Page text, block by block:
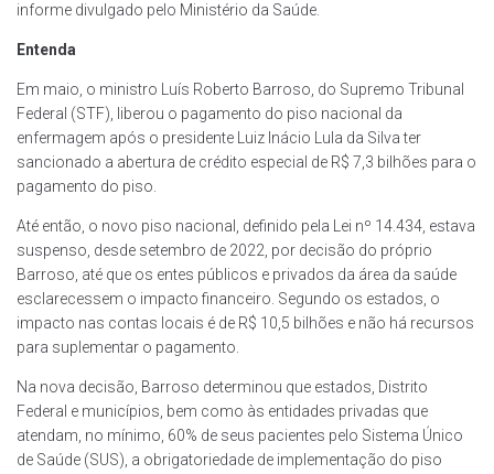
informe divulgado pelo Ministério da Saúde.
Entenda
Em maio, o ministro Luís Roberto Barroso, do Supremo Tribunal
Federal (STF), liberou o pagamento do piso nacional da
enfermagem após o presidente Luiz Inácio Lula da Silva ter
sancionado a abertura de crédito especial de R$ 7,3 bilhões para o
pagamento do piso.
Até então, o novo piso nacional, definido pela Lei nº 14.434, estava
suspenso, desde setembro de 2022, por decisão do próprio
Barroso, até que os entes públicos e privados da área da saúde
esclarecessem o impacto financeiro. Segundo os estados, o
impacto nas contas locais é de R$ 10,5 bilhões e não há recursos
para suplementar o pagamento.
Na nova decisão, Barroso determinou que estados, Distrito
Federal e municípios, bem como às entidades privadas que
atendam, no mínimo, 60% de seus pacientes pelo Sistema Único
de Saúde (SUS), a obrigatoriedade de implementação do piso